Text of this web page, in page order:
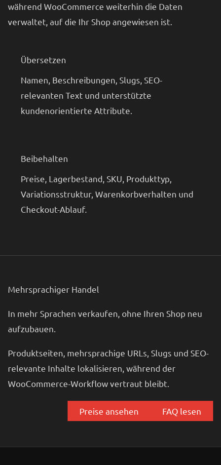
während WooCommerce weiterhin die Daten
verwaltet, auf die Ihr Shop angewiesen ist.
Übersetzen
Namen, Beschreibungen, Slugs, SEO-
relevanten Text und unterstützte
kundenorientierte Attribute.
Beibehalten
Preise, Lagerbestand, SKU, Produkttyp,
Variationsstruktur, Warenkorbverhalten und
Checkout-Ablauf.
Mehrsprachiger Handel
In mehr Sprachen verkaufen, ohne Ihren Shop neu
aufzubauen.
Produktseiten, mehrsprachige URLs, Slugs und SEO-
relevante Inhalte lokalisieren, während der
WooCommerce-Workflow vertraut bleibt.
Preise ansehen FAQ lesen